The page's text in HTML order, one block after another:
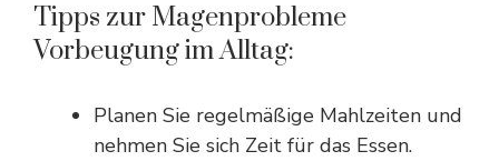
Tipps zur Magenprobleme
Vorbeugung im Alltag:
Planen Sie regelmäßige Mahlzeiten und
nehmen Sie sich Zeit für das Essen.